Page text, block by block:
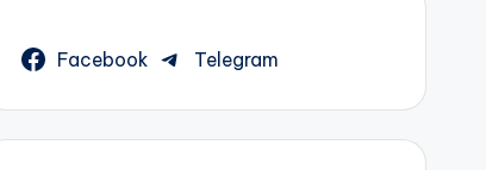
Facebook Telegram